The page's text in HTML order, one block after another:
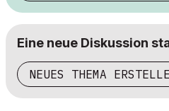
Eine neue Diskussion
NEUES THEMA